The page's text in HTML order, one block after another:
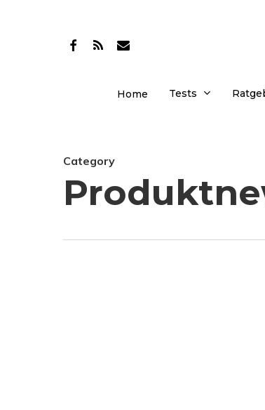
facebook
RSS email
Home Tests
Category